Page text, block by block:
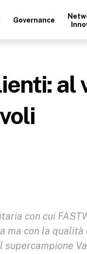
Governance
al
con cui
ma con la qualità